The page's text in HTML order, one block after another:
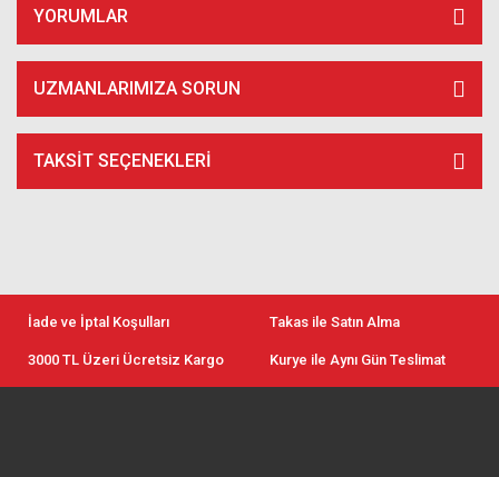
YORUMLAR
UZMANLARIMIZA SORUN
TAKSIT SEÇENEKLERI
İade ve İptal Koşulları Takas ile Satın Alma
3000 TL Üzeri Ücretsiz Kargo Kurye ile Aynı Gün Teslimat